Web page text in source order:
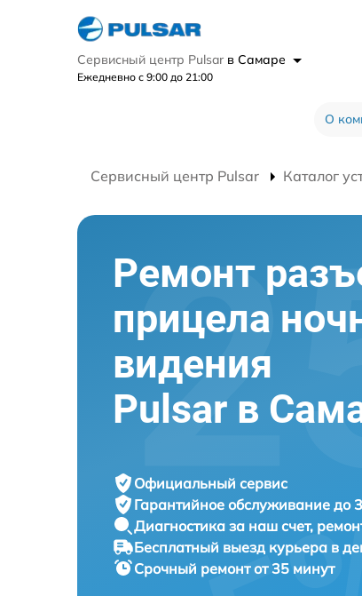
Сервисный центр Pulsar в Самаре
Ежедневно с 9:00 до 21:00
О
Сервисный центр Pulsar Каталог
Ремонт
прицела
видения
Pulsar в
Официальный сервис
Гарантийное обслуживание до
Диагностика за наш счет,
Бесплатный выезд курьера в
Срочный ремонтот 35 минут